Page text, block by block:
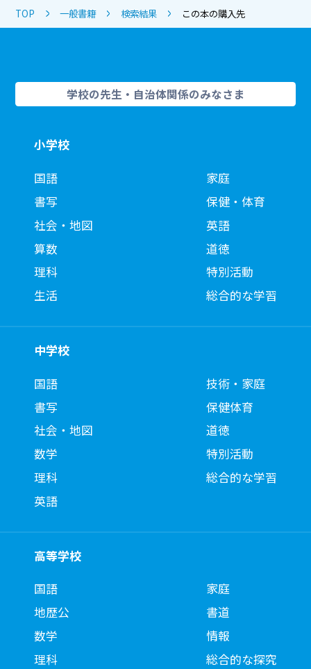
TOP 一般書籍 検索結果 この本の購入先
学校の先生・自治体関係のみなさま
小学校
国語
書写
社会・地図
算数
理科
生活
家庭
保健・体育
英語
道徳
特別活動
総合的な学習
中学校
国語
書写
社会・地図
数学
理科
英語
技術・家庭
保健体育
道徳
特別活動
総合的な学習
高等学校
国語
地歴公
数学
理科
家庭
書道
情報
総合的な探究